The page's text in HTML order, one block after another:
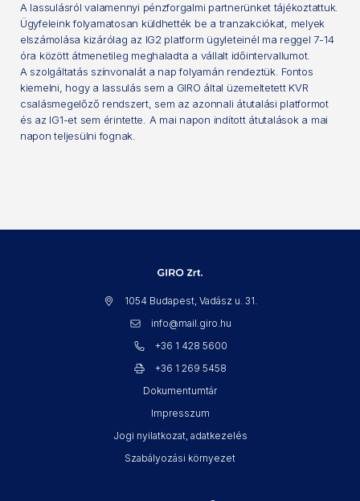
A lassulásról valamennyi pénzforgalmi partnerünket tájékoztattuk.
Ügyfeleink folyamatosan küldhették be a tranzakciókat, melyek
elszámolása kizárólag az IG2 platform ügyleteinél ma reggel 7-14
óra között átmenetileg meghaladta a vállalt időintervallumot.
A szolgáltatás színvonalát a nap folyamán rendeztük. Fontos
kiemelni, hogy a lassulás sem a GIRO által üzemeltetett KVR
csalásmegelőző rendszert, sem az azonnali átutalási platformot
és az IG1-et sem érintette. A mai napon indított átutalások a mai
napon teljesülni fognak.
1054 Budapest, Vadász u. 31.
info@mail.giro.hu
+36 1 428 5600
+36 1 269 5458
Dokumentumtár
Impresszum
Jogi nyilatkozat, adatkezelés
Szabályozási környezet